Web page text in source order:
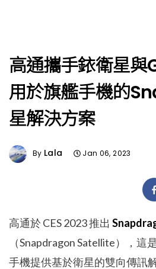
高通攜手銥衛星
用於旗艦手機的
星解決方案
By Lala Jan 06, 2023
高通於 CES 2023 推出
（Snapdragon Satellite），這
手機提供基於衛星的雙向傳訊